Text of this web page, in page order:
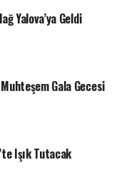
Yalova’ya Geldi
Gala Gecesi
Işık Tutacak